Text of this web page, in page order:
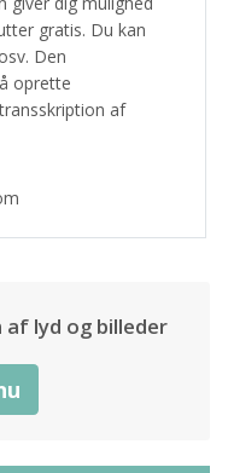
gratis. Du kan
Den
oprette
af
lyd og billeder